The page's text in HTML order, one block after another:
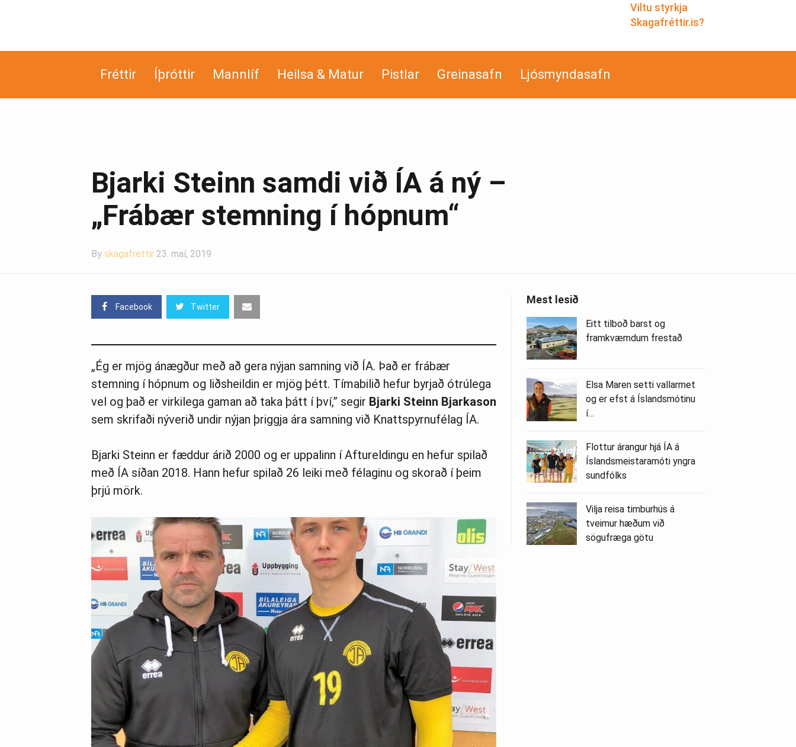
Viltu styrkja
Skagafréttir.is?
Fréttir Íþróttir Mannlíf Heilsa & Matur Pistlar Greinasafn Ljósmyndasafn
Bjarki Steinn samdi við ÍA á ný –
„Frábær stemning í hópnum“
By skagafrettir 23. maí, 2019
Facebook Twitter
„Ég er mjög ánægður með að gera nýjan samning við ÍA. Það er frábær
stemning í hópnum og liðsheildin er mjög þétt. Tímabilið hefur byrjað ótrúlega
vel og það er virkilega gaman að taka þátt í því,” segir Bjarki Steinn Bjarkason
sem skrifaði nýverið undir nýjan þriggja ára samning við Knattspyrnufélag ÍA.
Bjarki Steinn er fæddur árið 2000 og er uppalinn í Aftureldingu en hefur spilað
með ÍA síðan 2018. Hann hefur spilað 26 leiki með félaginu og skorað í þeim
þrjú mörk.
Mest lesið
Eitt tilboð barst og
framkvæmdum frestað
Elsa Maren setti vallarmet
og er efst á Íslandsmótinu
í…
Flottur árangur hjá ÍA á
Íslandsmeistaramóti yngra
sundfólks
Vilja reisa timburhús á
tveimur hæðum við
sögufræga götu